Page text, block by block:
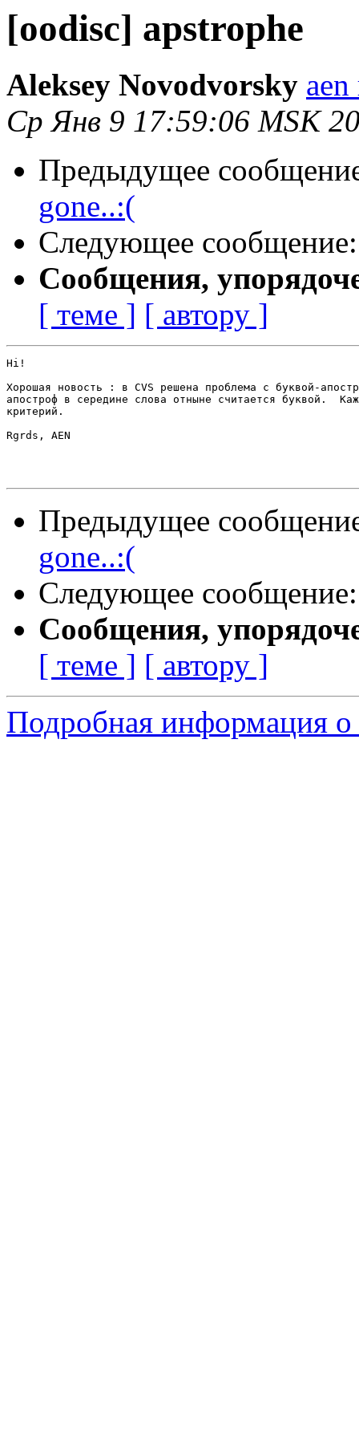
[oodisc] apstrophe
Aleksey Novodvorsky
Ср Янв 9 17:59:06 MSK
Предыдущее
gone..:(
Следующее
Сообщения,
[ теме ] [ автору ]
Hi!
Хорошая новость : в CVS решена проблема с буквой-
апостроф в середине слова отныне считается буквой.
критерий.
Rgrds, AEN
Предыдущее
gone..:(
Следующее
Сообщения,
[ теме ] [ автору ]
Подробная информация о